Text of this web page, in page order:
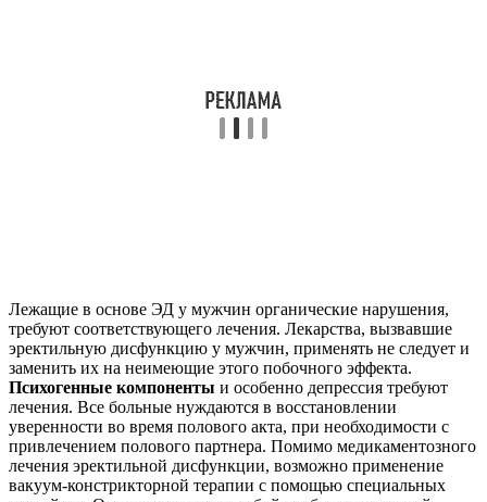
Лежащие в основе ЭД у мужчин органические нарушения,
требуют соответствующего лечения. Лекарства, вызвавшие
эректильную дисфункцию у мужчин, применять не следует и
заменить их на неимеющие этого побочного эффекта.
Психогенные компоненты и особенно депрессия требуют
лечения. Все больные нуждаются в восстановлении
уверенности во время полового акта, при необходимости с
привлечением полового партнера. Помимо медикаментозного
лечения эректильной дисфункции, возможно применение
вакуум-констрикторной терапии с помощью специальных